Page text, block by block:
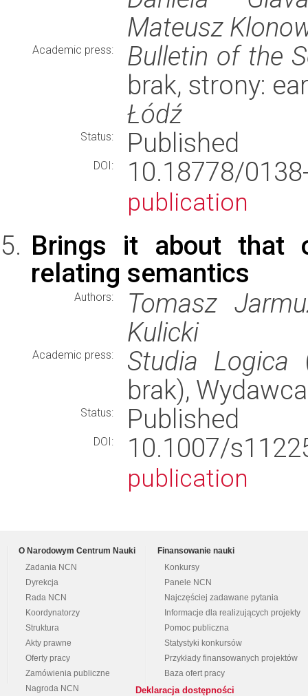
Mateusz
Academic press:
Bulletin of the
brak, strony:
Łódź
Status: Published
DOI: 10.18778/
publication
Brings it about that
relating semantics
Authors:
Tomasz
Kulicki
Academic press: Studia Logica
brak),
Status: Published
DOI: 10.1007/
publication
O Narodowym Centrum Nauki
Zadania NCN
Dyrekcja
Rada NCN
Koordynatorzy
Struktura
Akty prawne
Oferty pracy
Zamówienia publiczne
Nagroda NCN
Finansowanie nauki
Konkursy
Panele NCN
Najczęściej zadawane pytania
Informacje dla realizujących projekty
Pomoc publiczna
Statystyki konkursów
Przykłady finansowanych projektów
Baza ofert pracy
Deklaracja dostępności